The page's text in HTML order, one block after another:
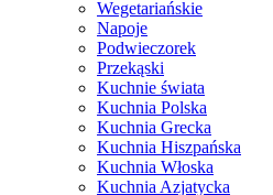
Wegetariańskie
Napoje
Podwieczorek
Przekąski
Kuchnie świata
Kuchnia Polska
Kuchnia Grecka
Kuchnia Hiszpańska
Kuchnia Włoska
Kuchnia Azjatycka